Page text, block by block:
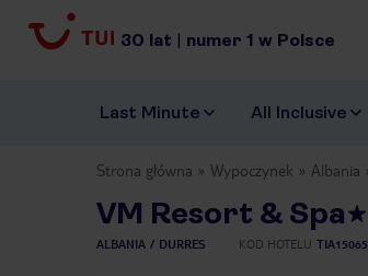
30 lat | numer 1 w Polsce
Last Minute All Inclusive
Strona główna Wypoczynek Albania
VM Resort & Spa
ALBANIA DURRES KOD HOTELU TIA15065